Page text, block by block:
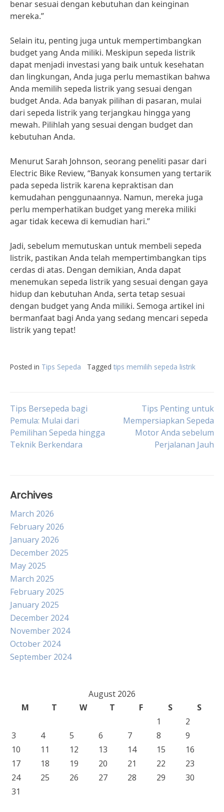
benar sesuai dengan kebutuhan dan keinginan
mereka.”
Selain itu, penting juga untuk mempertimbangkan
budget yang Anda miliki. Meskipun sepeda listrik
dapat menjadi investasi yang baik untuk kesehatan
dan lingkungan, Anda juga perlu memastikan bahwa
Anda memilih sepeda listrik yang sesuai dengan
budget Anda. Ada banyak pilihan di pasaran, mulai
dari sepeda listrik yang terjangkau hingga yang
mewah. Pilihlah yang sesuai dengan budget dan
kebutuhan Anda.
Menurut Sarah Johnson, seorang peneliti pasar dari
Electric Bike Review, “Banyak konsumen yang tertarik
pada sepeda listrik karena kepraktisan dan
kemudahan penggunaannya. Namun, mereka juga
perlu memperhatikan budget yang mereka miliki
agar tidak kecewa di kemudian hari.”
Jadi, sebelum memutuskan untuk membeli sepeda
listrik, pastikan Anda telah mempertimbangkan tips
cerdas di atas. Dengan demikian, Anda dapat
menemukan sepeda listrik yang sesuai dengan gaya
hidup dan kebutuhan Anda, serta tetap sesuai
dengan budget yang Anda miliki. Semoga artikel ini
bermanfaat bagi Anda yang sedang mencari sepeda
listrik yang tepat!
Posted in Tips Sepeda Tagged tips memilih sepeda listrik
Post
navigation
Tips Bersepeda bagi
Pemula: Mulai dari
Pemilihan Sepeda hingga
Teknik Berkendara
Tips Penting untuk
Mempersiapkan Sepeda
Motor Anda sebelum
Perjalanan Jauh
Archives
March 2026
February 2026
January 2026
December 2025
May 2025
March 2025
February 2025
January 2025
December 2024
November 2024
October 2024
September 2024
August 2026
M
T W T F S
S
1
2
3
4 5 6 7 8
9
10
11 12 13 14 15
16
17
18 19 20 21 22
23
24
25 26 27 28 29
30
31